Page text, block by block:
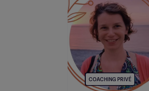
En analysant en profondeur les
les matières préférentielles et les
enfant, ces professionnels du conseil
tracer la voie vers un avenir
Ne laissez pas le doute entraver son
dès maintenant une session de conseil
COACHING PRIVÉ